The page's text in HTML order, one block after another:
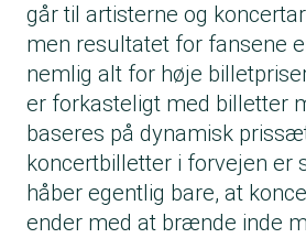
går til artisterne og
men resultatet for fansene
nemlig alt for høje
er forkasteligt med billetter
baseres på dynamisk
koncertbilletter i forvejen er
håber egentlig bare, at
ender med at brænde inde